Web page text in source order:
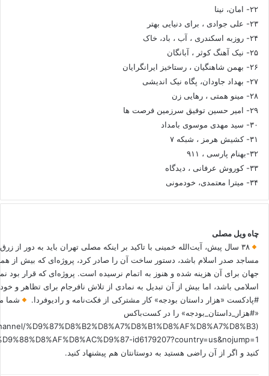
۲۲- امان، نینا
۲۳- علی جوادی ، برای دنیایی بهتر
۲۴- روزبه اسکندری ، آب ، باد، خاک
۲۵- نیک آهنگ کوثر ، آبانگان
۲۶- بهمن شاهنگیان ، رستاخیز ایرانگرایان
۲۷- بهداد جاودان، پگاه نیک اندیشی
۲۸- مینو همتی ، رهایی زن
۲۹- امیر حسین توفیق سرزمین فرصت ها
۳۰- سید مهدی موسوی بامداد
۳۱- کشیش هرمز ، شبکه ۷
۳۲-بهنام پارسی ، ۹۱۱
۳۳- کوروش عرفانی ، دیدگاه
۳۴- میترا معتمدی، خودمونی
چاه ویل مصلی
۳۸ سال پیش، آیت‌الله خمینی با تاکید بر اینکه مصلی تهران باید به دور از
مساجد صدر اسلام باشد، دستور ساخت آن را صادر کرد، پروژه‌ای که بیش از
جهان برای آن هزینه شده و هنوز به اتمام نرسیده است. پروژه‌ای که قرار بود
اسلامی باشد، اما بیش از آن تبدیل به نمادی از تلاش نافرجام برای تظاهر و
#پادکست «هزار داستان بودجه» کار مشترکی از فکت‌نامه و رادیوفردا.
شما
«#هزار_داستان_بودجه» را در کست‌باکس
%D9%87%D8%B2%D8%A7%D8%B1%D8%AF%D8%A7%D8%B3
کنید و اگر از آن راضی هستید به دوستانتان هم پیشنهاد کنید.